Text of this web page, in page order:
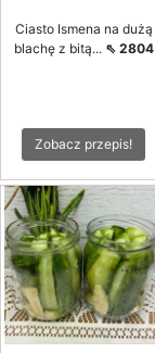
Ciasto Ismena na dużą
blachę z bitą... ⇖ 2804
Zobacz przepis!